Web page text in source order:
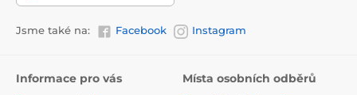
Jsme také na: Facebook Instagram
Informace pro vás Místa osobních odběrů